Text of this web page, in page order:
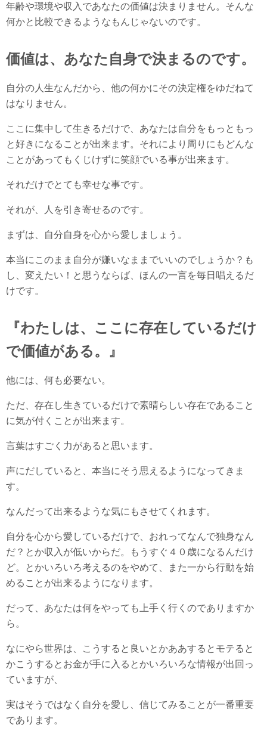
年齢や環境や収入であなたの価値は決まりません。そんな
何かと比較できるようなもんじゃないのです。
価値は、あなた自身で決まるのです。
自分の人生なんだから、他の何かにその決定権をゆだねて
はなりません。
ここに集中して生きるだけで、あなたは自分をもっともっ
と好きになることが出来ます。それにより周りにもどんな
ことがあってもくじけずに笑顔でいる事が出来ます。
それだけでとても幸せな事です。
それが、人を引き寄せるのです。
まずは、自分自身を心から愛しましょう。
本当にこのまま自分が嫌いなままでいいのでしょうか？も
し、変えたい！と思うならば、ほんの一言を毎日唱えるだ
けです。
『わたしは、ここに存在しているだけ
で価値がある。』
他には、何も必要ない。
ただ、存在し生きているだけで素晴らしい存在であること
に気が付くことが出来ます。
言葉はすごく力があると思います。
声にだしていると、本当にそう思えるようになってきま
す。
なんだって出来るような気にもさせてくれます。
自分を心から愛しているだけで、おれってなんで独身なん
だ？とか収入が低いからだ。もうすぐ４０歳になるんだけ
ど。とかいろいろ考えるのをやめて、また一から行動を始
めることが出来るようになります。
だって、あなたは何をやっても上手く行くのでありますか
ら。
なにやら世界は、こうすると良いとかああするとモテると
かこうするとお金が手に入るとかいろいろな情報が出回っ
ていますが、
実はそうではなく自分を愛し、信じてみることが一番重要
であります。